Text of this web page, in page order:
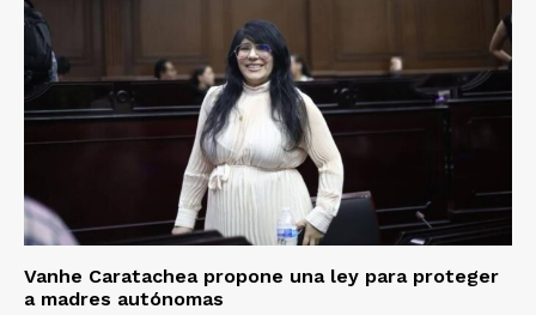
Vanhe Caratachea propone una ley para proteger
a madres autónomas